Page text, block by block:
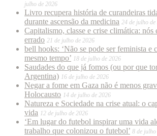
julho de 2026
Livro recupera história de curandeiras
durante ascensão da medicina 24 de julho de
Capitalismo, classe e crise climática: nós
errado 21 de julho de 2026
bell hooks: ‘Não se pode ser feminista e
mesmo tempo’ 18 de julho de 2026
Saudades do que já fomos (ou por que
Argentina) 16 de julho de 2026
Negar a fome em Gaza não é menos
Holocausto 14 de julho de 2026
Natureza e Sociedade na crise atual: o
vida 12 de julho de 2026
‘Em lugar do futebol inspirar uma vida
trabalho que colonizou o futebol’ 8 de